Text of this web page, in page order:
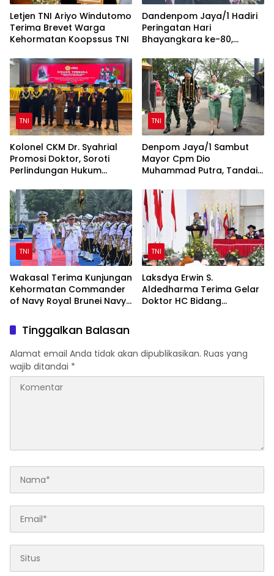
Letjen TNI Ariyo Windutomo
Terima Brevet Warga
Kehormatan Koopssus TNI
Dandenpom Jaya/1 Hadiri
Peringatan Hari
Bhayangkara ke-80,
TNI
Kolonel CKM Dr. Syahrial
Promosi Doktor, Soroti
Perlindungan Hukum
Disabilitas
TNI
Denpom Jaya/1 Sambut
Mayor Cpm Dio
Muhammad Putra, Tandai
TNI
Wakasal Terima Kunjungan
Kehormatan Commander
of Navy Royal Brunei Navy
TNI
Laksdya Erwin S.
Aldedharma Terima Gelar
Doktor HC Bidang
Tinggalkan Balasan
Alamat email Anda tidak akan dipublikasikan. Ruas yang
wajib ditandai *